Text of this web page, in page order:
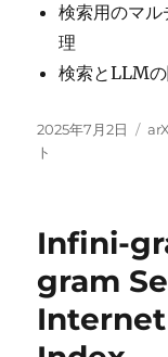
検索用のマ
理
検索とLLM
投
稿
2025年7月2日
カ
ト
Infini-
gram